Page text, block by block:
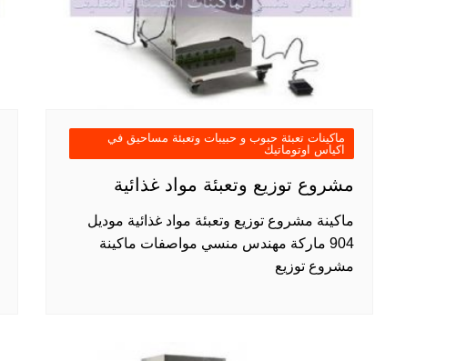
ماكينات تعبئة حبوب و حبيبات وتعبئة مساحيق في
اكياس اوتوماتيك
مشروع توزيع وتعبئة مواد غذائية
ماكينة مشروع توزيع وتعبئة مواد غذائية موديل
904 ماركة مهندس منسي مواصفات ماكينة
مشروع توزيع